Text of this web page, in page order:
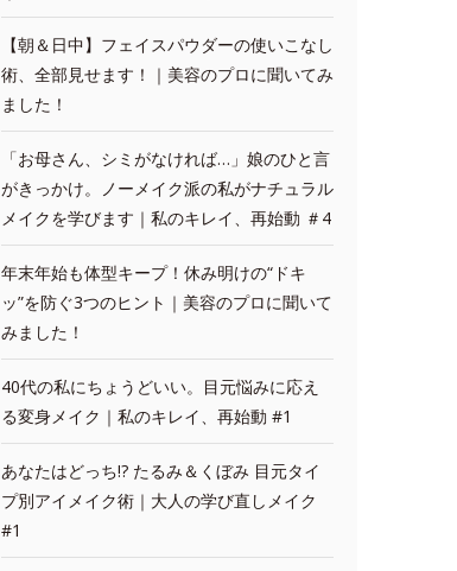
【朝＆日中】フェイスパウダーの使いこなし
術、全部見せます！｜美容のプロに聞いてみ
ました！
「お母さん、シミがなければ…」娘のひと言
がきっかけ。ノーメイク派の私がナチュラル
メイクを学びます｜私のキレイ、再始動 ＃4
年末年始も体型キープ！休み明けの“ドキ
ッ”を防ぐ3つのヒント｜美容のプロに聞いて
みました！
40代の私にちょうどいい。目元悩みに応え
る変身メイク｜私のキレイ、再始動 #1
あなたはどっち!? たるみ＆くぼみ 目元タイ
プ別アイメイク術｜大人の学び直しメイク
#1